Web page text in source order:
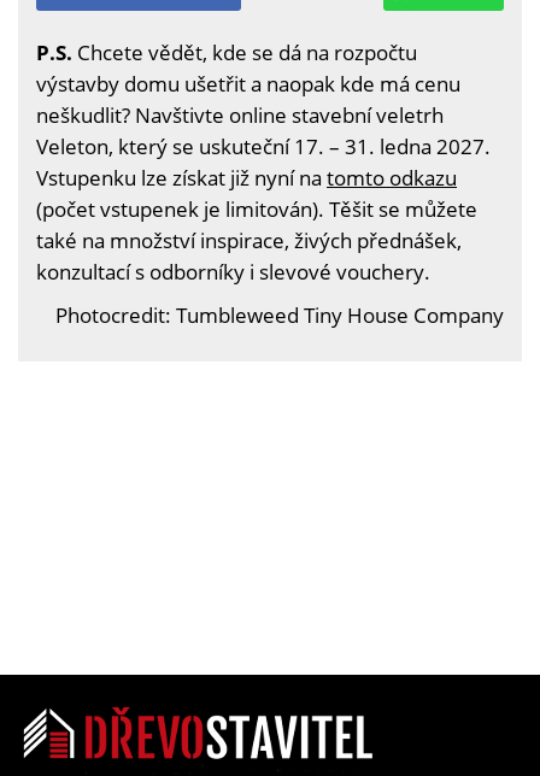
P.S. Chcete vědět, kde se dá na rozpočtu
výstavby domu ušetřit a naopak kde má cenu
neškudlit? Navštivte online stavební veletrh
Veleton, který se uskuteční 17. – 31. ledna 2027.
Vstupenku lze získat již nyní na tomto odkazu
(počet vstupenek je limitován). Těšit se můžete
také na množství inspirace, živých přednášek,
konzultací s odborníky i slevové vouchery.
Photocredit: Tumbleweed Tiny House Company